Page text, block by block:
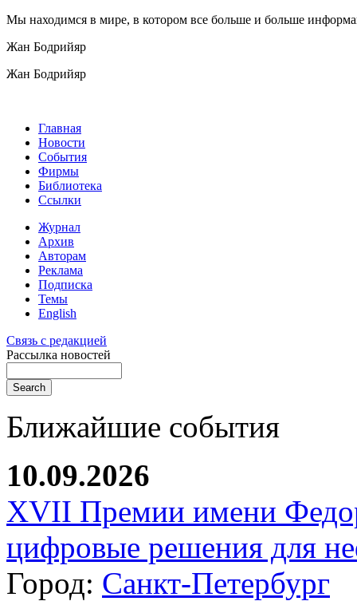
Мы находимся в мире, в котором все больше и больше
Жан Бодрийяр
Жан Бодрийяр
Главная
Новости
События
Фирмы
Библиотека
Ссылки
Журнал
Архив
Авторам
Реклама
Подписка
Темы
English
Связь с редакцией
Рассылка новостей
Ближайшие события
10.09.2026
XVII Премии имени
цифровые решения для
Город: Санкт-Петербург